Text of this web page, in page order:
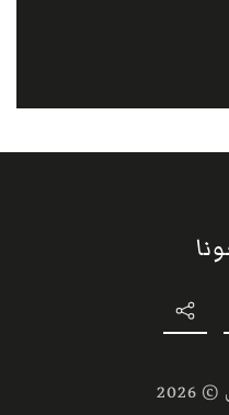
©
2026